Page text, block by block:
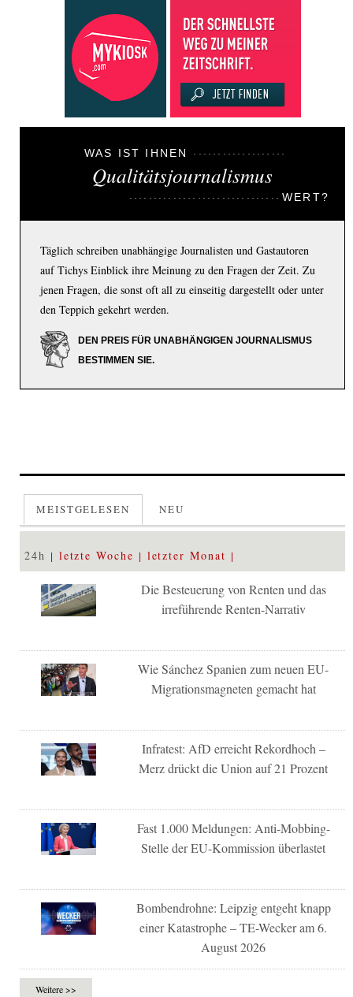
WAS IST IHNEN
Qualitätsjournalismus
WERT?
Täglich schreiben unabhängige Journalisten und Gastautoren
auf Tichys Einblick ihre Meinung zu den Fragen der Zeit. Zu
jenen Fragen, die sonst oft all zu einseitig dargestellt oder unter
den Teppich gekehrt werden.
DEN PREIS FÜR UNABHÄNGIGEN JOURNALISMUS
BESTIMMEN SIE.
MEISTGELESEN NEU
24h letzte Woche letzter Monat
Die Besteuerung von Renten und das
irreführende Renten-Narrativ
Wie Sánchez Spanien zum neuen EU-
Migrationsmagneten gemacht hat
Infratest: AfD erreicht Rekordhoch –
Merz drückt die Union auf 21 Prozent
Fast 1.000 Meldungen: Anti-Mobbing-
Stelle der EU-Kommission überlastet
Bombendrohne: Leipzig entgeht knapp
einer Katastrophe – TE-Wecker am 6.
August 2026
Weitere >>